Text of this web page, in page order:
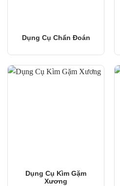
Dụng Cụ Chẩn Đoán
Dụng Cụ Kìm Gặm
Xương